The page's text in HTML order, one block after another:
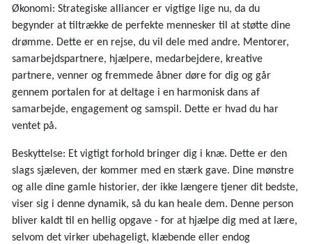
Økonomi: Strategiske alliancer er vigtige lige nu, da du
begynder at tiltrække de perfekte mennesker til at støtte dine
drømme. Dette er en rejse, du vil dele med andre. Mentorer,
samarbejdspartnere, hjælpere, medarbejdere, kreative
partnere, venner og fremmede åbner døre for dig og går
gennem portalen for at deltage i en harmonisk dans af
samarbejde, engagement og samspil. Dette er hvad du har
ventet på.
Beskyttelse: Et vigtigt forhold bringer dig i knæ. Dette er den
slags sjæleven, der kommer med en stærk gave. Dine mønstre
og alle dine gamle historier, der ikke længere tjener dit bedste,
viser sig i denne dynamik, så du kan heale dem. Denne person
bliver kaldt til en hellig opgave - for at hjælpe dig med at lære,
selvom det virker ubehageligt, klæbende eller endog